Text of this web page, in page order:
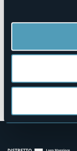
Apri mappa